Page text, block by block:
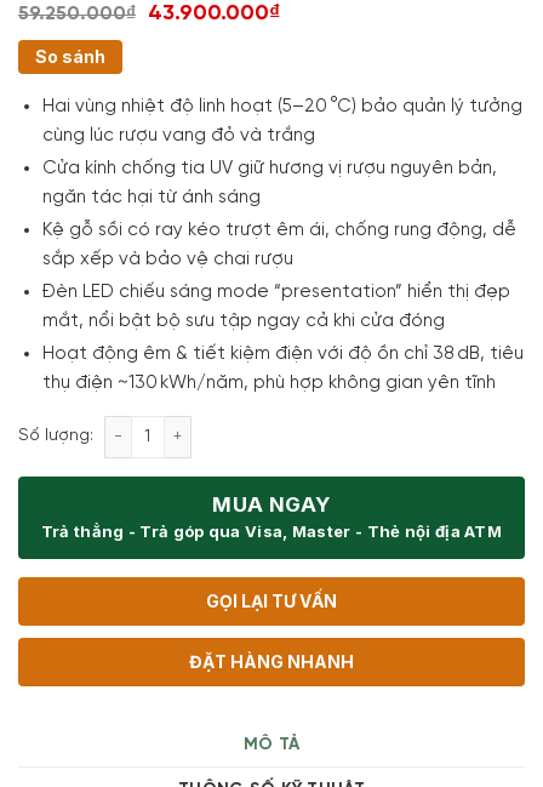
59.250.000₫ 43.900.000₫
So sánh
Hai vùng nhiệt độ linh hoạt (5–20 °C) bảo quản lý tưởng
cùng lúc rượu vang đỏ và trắng
Cửa kính chống tia UV giữ hương vị rượu nguyên bản,
ngăn tác hại từ ánh sáng
Kệ gỗ sồi có ray kéo trượt êm ái, chống rung động, dễ
sắp xếp và bảo vệ chai rượu
Đèn LED chiếu sáng mode “presentation” hiển thị đẹp
mắt, nổi bật bộ sưu tập ngay cả khi cửa đóng
Hoạt động êm & tiết kiệm điện với độ ồn chỉ 38 dB, tiêu
thụ điện ~130 kWh/năm, phù hợp không gian yên tĩnh
Số lượng: Tủ bảo quản rượu vang Bosch KUW21AHG0
MUA NGAY
Trả thẳng - Trả góp qua Visa, Master - Thẻ nội địa ATM
GỌI LẠI TƯ VẤN
ĐẶT HÀNG NHANH
MÔ TẢ